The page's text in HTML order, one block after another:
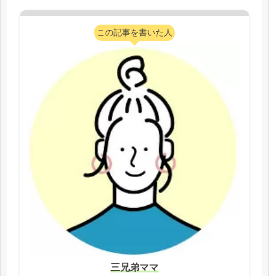
e t e e
n
a
y
L
k
この記事を書いた人
三兄弟ママ